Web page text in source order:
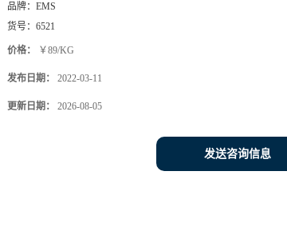
品牌： EMS
货号： 6521
价格： ￥89/KG
发布日期： 2022-03-11
更新日期： 2026-08-05
发送咨询信息